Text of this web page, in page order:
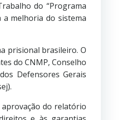
do “Programa
melhoria do sistema
prisional brasileiro. O
do CNMP, Conselho
Defensores Gerais
do relatório